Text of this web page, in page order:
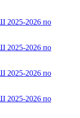
2025-2026 по
2025-2026 по
2025-2026 по
2025-2026 по